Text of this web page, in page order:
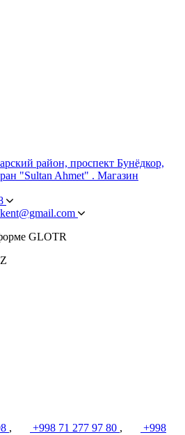
район, проспект Бунёдкор,
"Sultan Ahmet" . Магазин
GLOTR
, +998 71 277 97 80 ,
+998